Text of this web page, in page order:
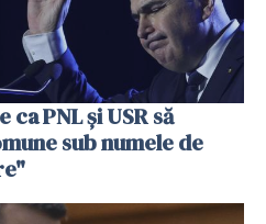
PNL și USR să
sub numele de